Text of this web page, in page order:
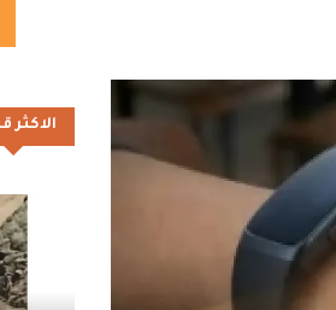
الاكثر